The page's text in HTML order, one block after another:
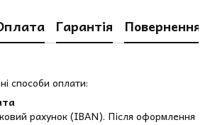
Гарантія
Повернення
способи оплати:
рахунок (IBAN). Після оформлення